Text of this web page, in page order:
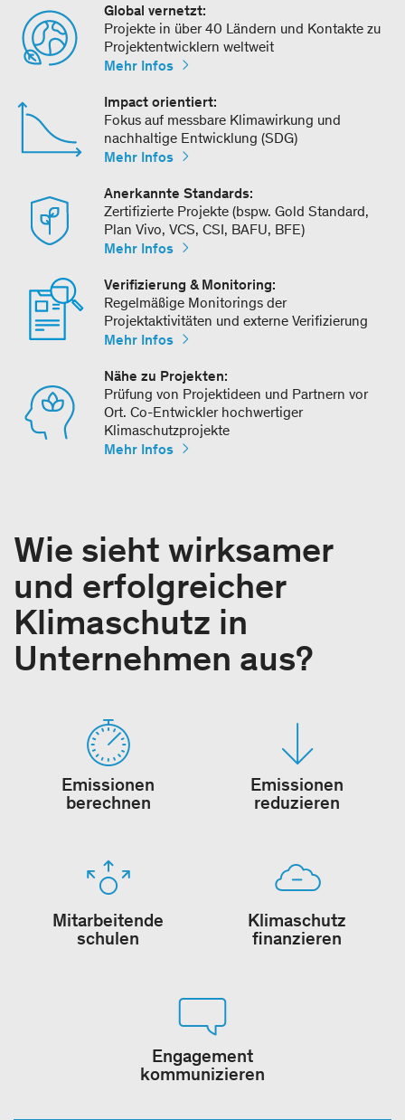
Global vernetzt:
Projekte in über 40 Ländern und Kontakte zu
Projektentwicklern weltweit
Mehr Infos
Impact orientiert:
Fokus auf messbare Klimawirkung und
nachhaltige Entwicklung (SDG)
Mehr Infos
Anerkannte Standards:
Zertifizierte Projekte (bspw. Gold Standard,
Plan Vivo, VCS, CSI, BAFU, BFE)
Mehr Infos
Verifizierung & Monitoring:
Regelmäßige Monitorings der
Projektaktivitäten und externe Verifizierung
Mehr Infos
Nähe zu Projekten:
Prüfung von Projektideen und Partnern vor
Ort. Co-Entwickler hochwertiger
Klimaschutzprojekte
Mehr Infos
Wie sieht wirksamer
und erfolgreicher
Klimaschutz in
Unternehmen aus?
Emissionen
berechnen
Emissionen
reduzieren
Mitarbeitende
schulen
Klimaschutz
finanzieren
Engagement
kommunizieren